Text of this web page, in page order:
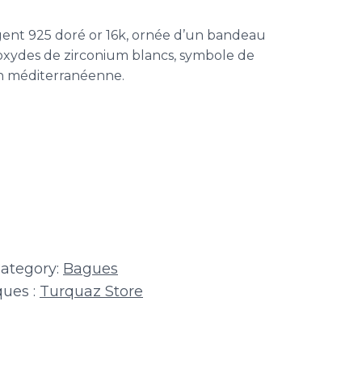
925 doré or 16k, ornée d’un bandeau
de zirconium blancs, symbole de
méditerranéenne.
Bagues
: Turquaz Store